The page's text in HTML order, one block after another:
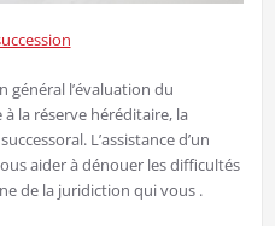
général l’évaluation du
la réserve héréditaire, la
L’assistance d’un
aider à dénouer les difficultés
de la juridiction qui vous .